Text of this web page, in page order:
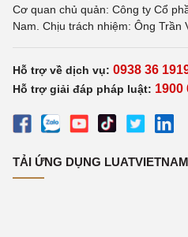
Cơ quan chủ quản: Công ty Cổ
Nam. Chịu trách nhiệm: Ông Trần
Hỗ trợ về dịch vụ: 0938 36
Hỗ trợ giải đáp pháp luật: 1900
TẢI ỨNG DỤNG LUATVIETNAM